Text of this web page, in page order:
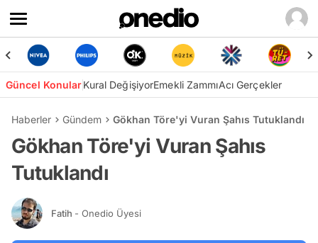
Güncel KonularKural DeğişiyorEmekli ZammıAcı Gerçekler
Haberler Gündem Gökhan Töre'yi Vuran Şahıs Tutuklandı
Gökhan Töre'yi Vuran Şahıs
Tutuklandı
Fatih - Onedio Üyesi